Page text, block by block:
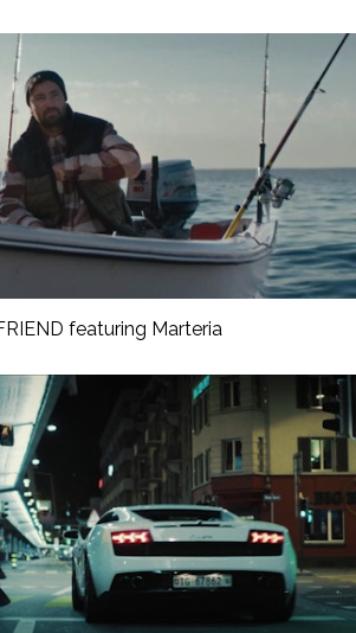
featuring Marteria